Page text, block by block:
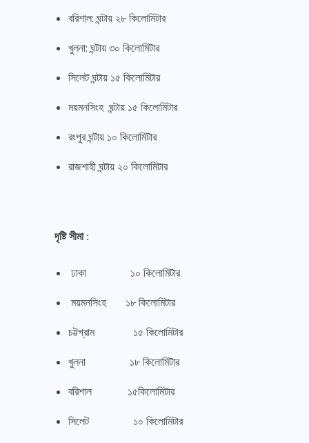
বরিশাল: ঘন্টায় ২৮ কিলোমিটার
খুলনা: ঘন্টায় ৩০ কিলোমিটার
সিলেট ঘন্টায় ১৫ কিলোমিটার
ময়মনসিংহ ঘন্টায় ১৫ কিলোমিটার
রংপুর ঘন্টায় ১০ কিলোমিটার
রাজশাহী ঘন্টায় ২০ কিলোমিটার
দৃষ্টি সীমা :
ঢাকা ১০ কিলোমিটার
ময়মনসিংহ ১৮ কিলোমিটার
চট্টগ্রাম ১৫ কিলোমিটার
খুলনা ১৮ কিলোমিটার
বরিশাল ১৫কিলোমিটার
সিলেট ১০ কিলোমিটার